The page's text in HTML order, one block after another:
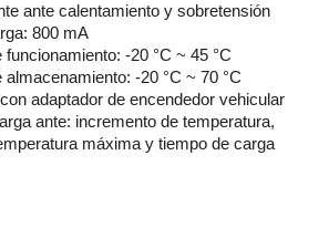
ante calentamiento y sobretensión
800 mA
funcionamiento: -20 °C ~ 45 °C
almacenamiento: -20 °C ~ 70 °C
adaptador de encendedor vehicular
ante: incremento de temperatura,
máxima y tiempo de carga